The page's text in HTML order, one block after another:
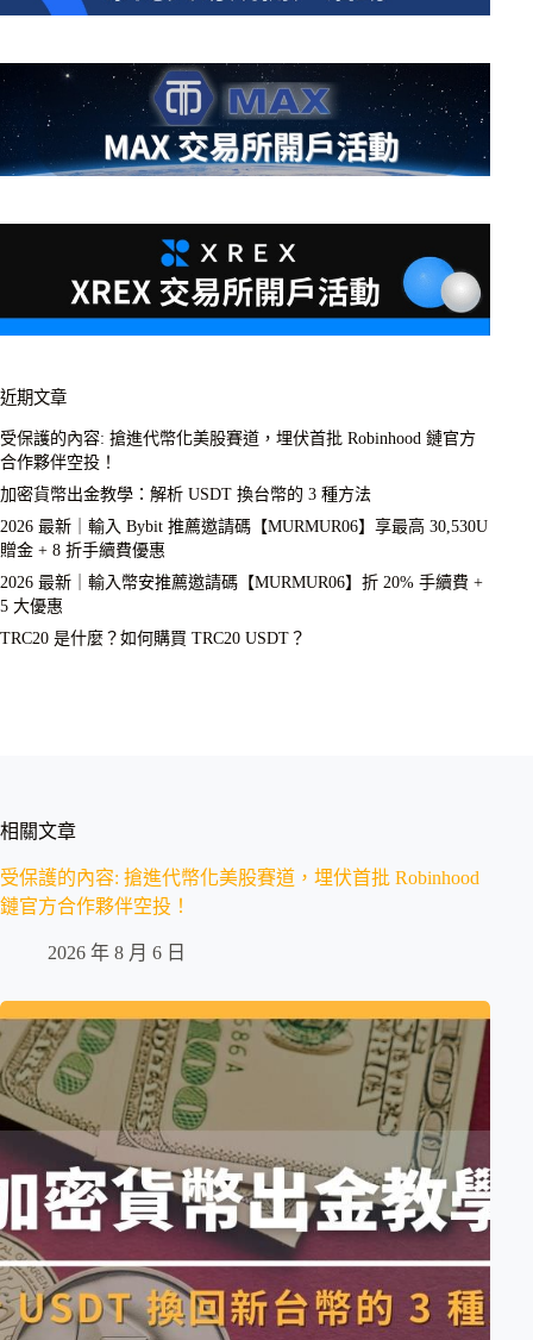
近期文章
受保護的內容: 搶進代幣化美股賽道，埋伏首批 Robinhood 鏈官方
合作夥伴空投！
加密貨幣出金教學：解析 USDT 換台幣的 3 種方法
2026 最新｜輸入 Bybit 推薦邀請碼【MURMUR06】享最高 30,530U
贈金 + 8 折手續費優惠
2026 最新｜輸入幣安推薦邀請碼【MURMUR06】折 20% 手續費 +
5 大優惠
TRC20 是什麼？如何購買 TRC20 USDT？
相關文章
受保護的內容: 搶進代幣化美股賽道，埋伏首批 Robinhood
鏈官方合作夥伴空投！
2026 年 8 月 6 日